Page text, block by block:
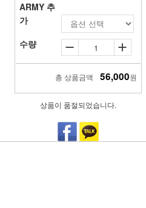
ARMY 추
가
수량
총 상품금액 56,000원
상품이 품절되었습니다.